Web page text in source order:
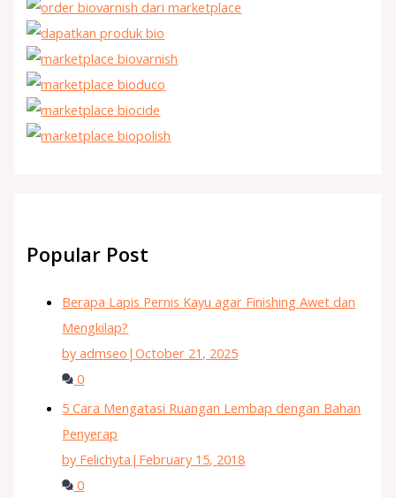
Popular Post
Berapa Lapis Pernis Kayu agar Finishing Awet dan
Mengkilap?
by admseo |October 21, 2025
0
5 Cara Mengatasi Ruangan Lembap dengan Bahan
Penyerap
by Felichyta | February 15, 2018
0